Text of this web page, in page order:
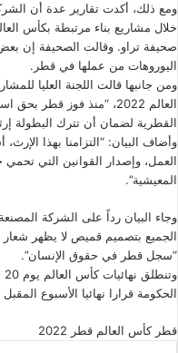
ومع ذلك، أكدت تقارير عدة أن
صحيفة تراو. وقالت الصحيفة إن
اليوروهات من عملها في قطر.
ومن جانبها قالت اللجنة العليا
العالم 2022، “منذ فوز
القطرية لضمان أن تترك البطولة
وأضاف البيان: “التزامنا بهذا
العمل، وإصدار القوانين التي
المعيشية”.
وجاء البيان رداً على الشركة
الجميع بتصميم قميص لا يظهر شعار
“سجل قطر في حقوق الإنسان”.
الحكومة قرارا نهائيا الأسبوع
قطر كأس العالم قطر 2022